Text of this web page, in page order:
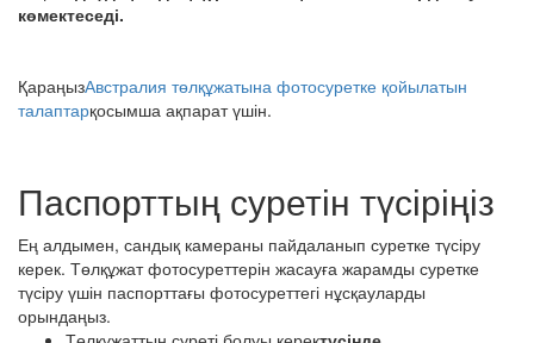
көмектеседі.
ҚараңызАвстралия төлқұжатына фотосуретке қойылатын
талаптарқосымша ақпарат үшін.
Паспорттың суретін түсіріңіз
Ең алдымен, сандық камераны пайдаланып суретке түсіру
керек. Төлқұжат фотосуреттерін жасауға жарамды суретке
түсіру үшін паспорттағы фотосуреттегі нұсқауларды
орындаңыз.